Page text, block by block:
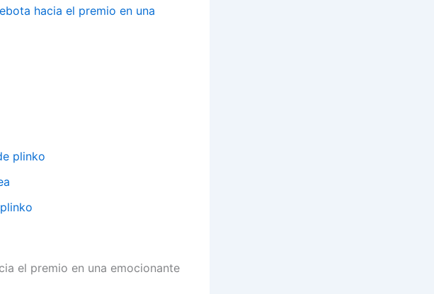
hacia el premio en una
plinko
el premio en una emocionante